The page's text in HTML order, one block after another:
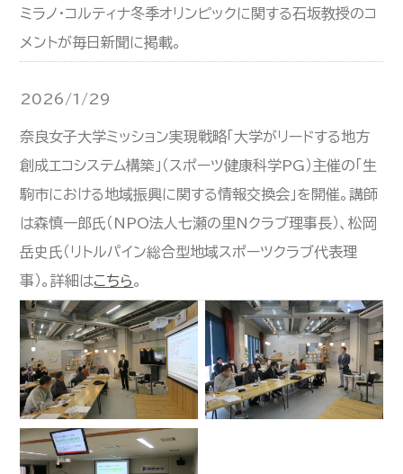
ミラノ・コルティナ冬季オリンピックに関する石坂教授のコ
メントが毎日新聞に掲載。
2026/1/29
奈良女子大学ミッション実現戦略「大学がリードする地方
創成エコシステム構築」（スポーツ健康科学PG）主催の「生
駒市における地域振興に関する情報交換会」を開催。講師
は森慎一郎氏（NPO法人七瀬の里Nクラブ理事長）、松岡
岳史氏（リトルパイン総合型地域スポーツクラブ代表理
事）。詳細はこちら。